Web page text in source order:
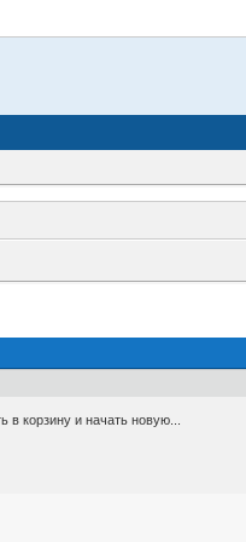
корзину и начать новую...